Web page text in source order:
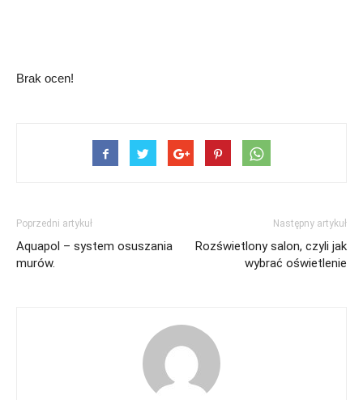
Brak ocen!
Poprzedni artykuł
Aquapol – system osuszania
murów.
Następny artykuł
Rozświetlony salon, czyli jak
wybrać oświetlenie